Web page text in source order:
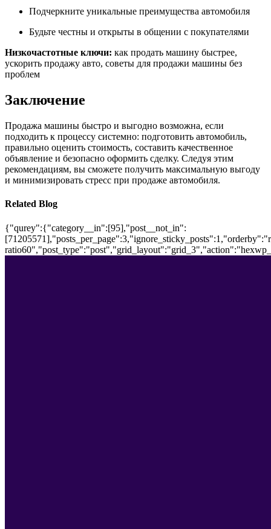
Подчеркните уникальные преимущества автомобиля
Будьте честны и открыты в общении с покупателями
Низкочастотные ключи: как продать машину быстрее,
ускорить продажу авто, советы для продажи машины без
проблем
Заключение
Продажа машины быстро и выгодно возможна, если
подходить к процессу системно: подготовить автомобиль,
правильно оценить стоимость, составить качественное
объявление и безопасно оформить сделку. Следуя этим
рекомендациям, вы сможете получить максимальную выгоду
и минимизировать стресс при продаже автомобиля.
Related Blog
{"qurey":{"category__in":[95],"post__not_in":